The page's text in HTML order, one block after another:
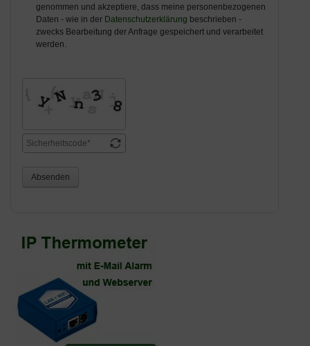
genommen und akzeptiere, dass meine personenbezogenen
Daten - wie in der Datenschutzerklärung beschrieben -
zwecks Bearbeitung der Anfrage gespeichert und verarbeitet
werden.
Absenden